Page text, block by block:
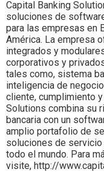
Capital Banking
soluciones de
para las empresas en
América. La empresa
integrados y
corporativos y
tales como, sistema
inteligencia de
cliente, cumplimiento
Solutions combina su
bancaria con un
amplio portafolio de
soluciones de
todo el mundo. Para
visite, http://